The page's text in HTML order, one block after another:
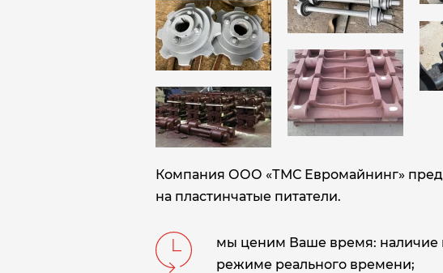
Компания ООО «ТМС Евромайнинг»
на пластинчатые питатели.
мы ценим Ваше время: наличие
режиме реального времени;